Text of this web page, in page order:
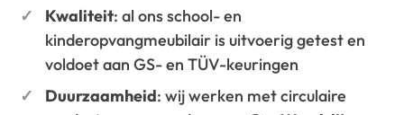
Kwaliteit: al ons school- en
kinderopvangmeubilair is uitvoerig getest en
voldoet aan GS- en TÜV-keuringen
Duurzaamheid: wij werken met circulaire